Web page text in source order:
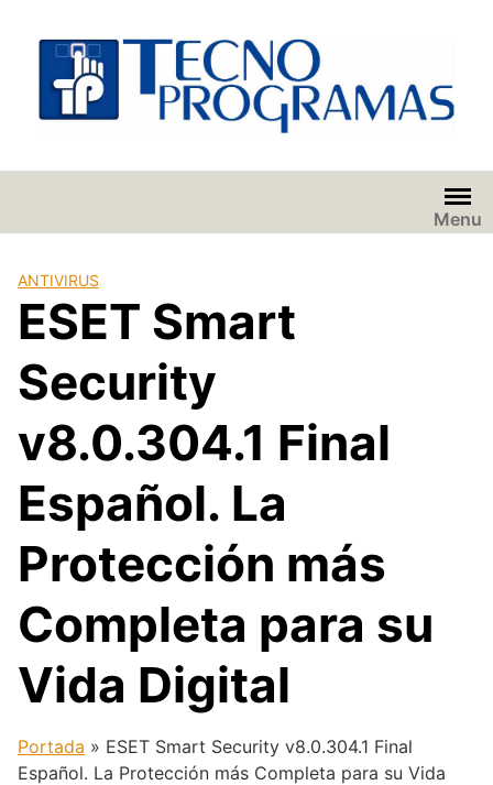
contenido
Menu
ANTIVIRUS
ESET Smart
Security
v8.0.304.1 Final
Español. La
Protección más
Completa para su
Vida Digital
Portada » ESET Smart Security v8.0.304.1 Final
Español. La Protección más Completa para su Vida